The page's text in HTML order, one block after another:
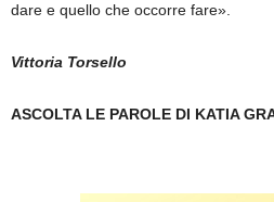
dare e quello che occorre fare».
Vittoria Torsello
ASCOLTA LE PAROLE DI KATIA